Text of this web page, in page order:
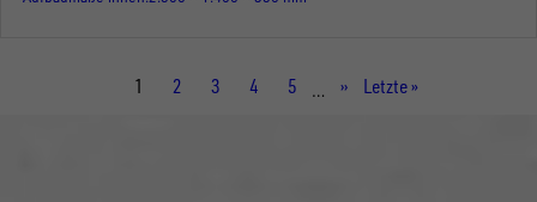
Aktuelle
1 Seite
2 Seite
3 Seite
4 Seite
5 …
Nächste
››
Letzte
Letzte »